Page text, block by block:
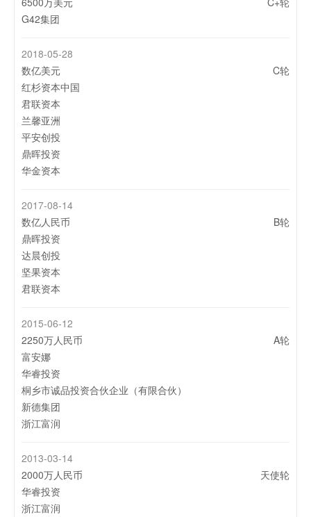
2015-2021，“中东小淘宝”Jollychic的兴衰记
专访执御副总裁陈瑜：中国卖家如何成为中东电商“头号玩
家”？
2021-01-04
Jollychic在沙特投资物流基础设施 以增强市场竞争力
2020-07-28
跨境电商Jollychic：做「中东版阿里」 打造电商基础设施
全生态
白鲸公开课27期丨DMCC自贸区魏榕：如何打通阿联酋市
场？
2020-05-19
从斋月表现看出海独立站和平台型电商近两年发展
2020-01-03
2020-01-02
王者之战：中东2020年预测之电商篇
2019-12-17
Fetchr启示录：快速发展的行业和快速衰落的公司
2019-11-05
中东人民今年怎么过“黑五”？
G42集团
2018-05-28
C轮
数亿美元
红杉资本中国
君联资本
兰馨亚洲
平安创投
鼎晖投资
华金资本
2017-08-14
B轮
数亿人民币
鼎晖投资
达晨创投
坚果资本
君联资本
2015-06-12
A轮
2250万人民币
富安娜
华睿投资
桐乡市诚品投资合伙企业（有限合伙）
新德集团
浙江富润
2013-03-14
天使轮
2000万人民币
华睿投资
浙江富润